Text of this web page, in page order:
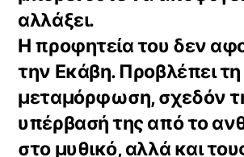
αλλάξει.
Η προφητεία του δεν
την Εκάβη. Προβλέπει τη
μεταμόρφωση, σχεδόν
υπέρβασή της από το
στο μυθικό, αλλά και